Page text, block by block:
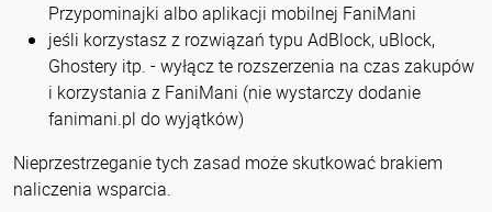
Przypominajki albo aplikacji mobilnej FaniMani
jeśli korzystasz z rozwiązań typu AdBlock, uBlock,
Ghostery itp. - wyłącz te rozszerzenia na czas zakupów
i korzystania z FaniMani (nie wystarczy dodanie
fanimani.pl do wyjątków)
Nieprzestrzeganie tych zasad może skutkować brakiem
naliczenia wsparcia.